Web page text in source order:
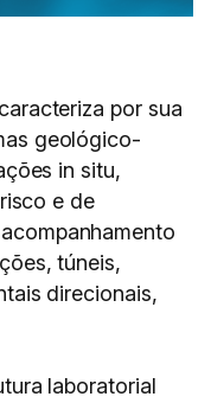
por sua
geológico-
in situ,
e de
túneis,
direcionais,
laboratorial